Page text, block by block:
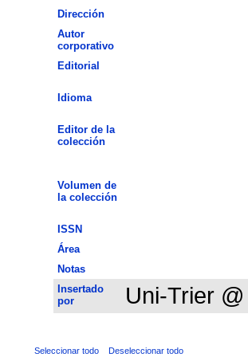
Dirección
Autor
corporativo
Editorial
Idioma
Editor de la
colección
Volumen de
la colección
ISSN
Área
Notas
Insertado
por
Uni-Trier
Seleccionar todo Deseleccionar todo